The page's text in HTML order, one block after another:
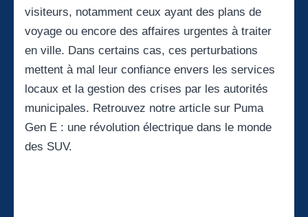
visiteurs, notamment ceux ayant des plans de
voyage ou encore des affaires urgentes à traiter
en ville. Dans certains cas, ces perturbations
mettent à mal leur confiance envers les services
locaux et la gestion des crises par les autorités
municipales. Retrouvez notre article sur Puma
Gen E : une révolution électrique dans le monde
des SUV.